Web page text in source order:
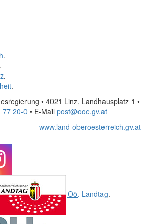
.
.
.
.
• 4021 Linz, Landhausplatz 1 •
77 20-0 • E-Mail post@ooe.gv.at
www.land-oberoesterreich.gv.at
Oö. Landtag.